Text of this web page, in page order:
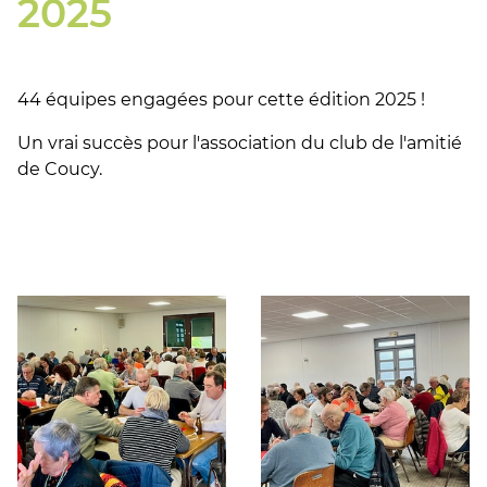
2025
44 équipes engagées pour cette édition 2025 !
Un vrai succès pour l'association du club de l'amitié
de Coucy.